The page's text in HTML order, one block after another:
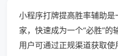
小程序打牌提高胜率辅助
家，快速成为一个“必胜”
用户可通过正规渠道获取使